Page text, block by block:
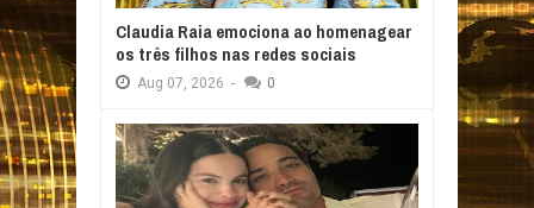
Claudia Raia emociona ao homenagear
os três filhos nas redes sociais
Aug 07, 2026 - 0